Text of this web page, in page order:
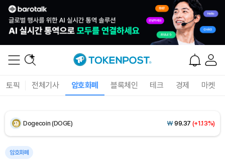
토픽 전체기사 암호화폐 블록체인 테크 경제 마켓
Solana (SOL) ₩104,739(+0.65%)
Bitcoin (BTC) 92,344,644(+0.49%)
암호화폐